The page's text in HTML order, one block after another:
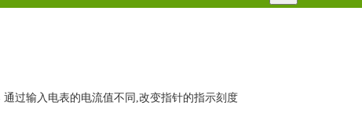
过输入电表的电流值不同,改变指针的指示刻度